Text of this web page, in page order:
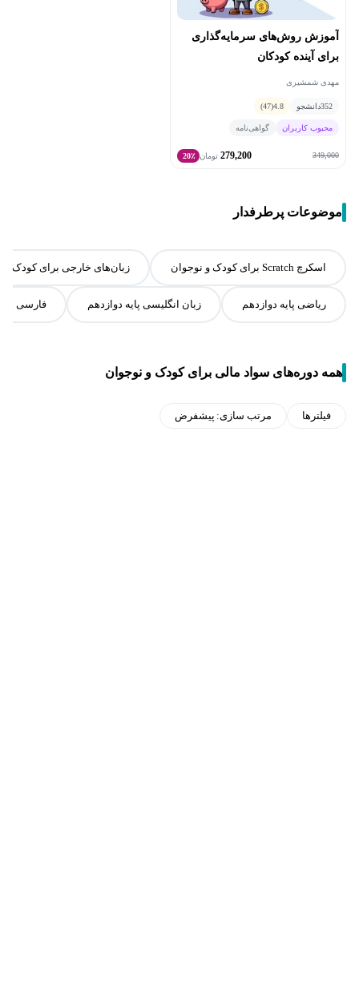
آموزش روش‌های سرمایه‌گذاری
برای آینده کودکان
مهدی شمشیری
352دانشجو 4.8
(47)
محبوب کاربران گواهی‌نامه
349,000
279,200 تومان 20٪
موضوعات پرطرفدار
اسکرچ Scratch برای کودک و نوجوان زبان‌های خارجی برای کودک و
ریاضی پایه دوازدهم زبان انگلیسی پایه دوازدهم فارسی
همه دوره‌های سواد مالی برای کودک و نوجوان
فیلترها مرتب سازی: پیشفرض